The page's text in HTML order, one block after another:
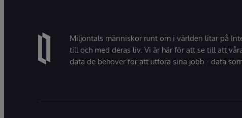
Miljontals människor runt om i världen litar på
till och med deras liv. Vi är här för att se till att
data de behöver för att utföra sina jobb - data